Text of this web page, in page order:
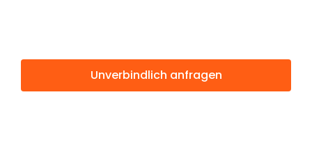
Unverbindlich anfragen